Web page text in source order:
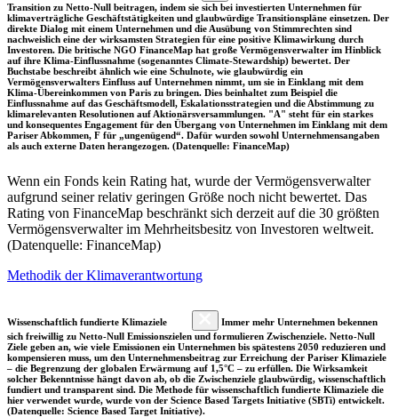
Transition zu Netto-Null beitragen, indem sie sich bei investierten Unternehmen für
klimaverträgliche Geschäftstätigkeiten und glaubwürdige Transitionspläne einsetzen. Der
direkte Dialog mit einem Unternehmen und die Ausübung von Stimmrechten sind
nachweislich eine der wirksamsten Strategien für eine positive Klimawirkung durch
Investoren. Die britische NGO FinanceMap hat große Vermögensverwalter im Hinblick
auf ihre Klima-Einflussnahme (sogenanntes Climate-Stewardship) bewertet. Der
Buchstabe beschreibt ähnlich wie eine Schulnote, wie glaubwürdig ein
Vermögensverwalters Einfluss auf Unternehmen nimmt, um sie in Einklang mit dem
Klima-Übereinkommen von Paris zu bringen. Dies beinhaltet zum Beispiel die
Einflussnahme auf das Geschäftsmodell, Eskalationsstrategien und die Abstimmung zu
klimarelevanten Resolutionen auf Aktionärsversammlungen. "A" steht für ein starkes
und konsequentes Engagement für den Übergang von Unternehmen im Einklang mit dem
Pariser Abkommen, F für „ungenügend“. Dafür wurden sowohl Unternehmensangaben
als auch externe Daten herangezogen. (Datenquelle: FinanceMap)
Wenn ein Fonds kein Rating hat, wurde der Vermögensverwalter
aufgrund seiner relativ geringen Größe noch nicht bewertet. Das
Rating von FinanceMap beschränkt sich derzeit auf die 30 größten
Vermögensverwalter im Mehrheitsbesitz von Investoren weltweit.
(Datenquelle: FinanceMap)
Methodik der Klimaverantwortung
Wissenschaftlich fundierte Klimaziele
Immer mehr Unternehmen bekennen
sich freiwillig zu Netto-Null Emissionszielen und formulieren Zwischenziele. Netto-Null
Ziele geben an, wie viele Emissionen ein Unternehmen bis spätestens 2050 reduzieren und
kompensieren muss, um den Unternehmensbeitrag zur Erreichung der Pariser Klimaziele
– die Begrenzung der globalen Erwärmung auf 1,5°C – zu erfüllen. Die Wirksamkeit
solcher Bekenntnisse hängt davon ab, ob die Zwischenziele glaubwürdig, wissenschaftlich
fundiert und transparent sind. Die Methode für wissenschaftlich fundierte Klimaziele die
hier verwendet wurde, wurde von der Science Based Targets Initiative (SBTi) entwickelt.
(Datenquelle: Science Based Target Initiative).